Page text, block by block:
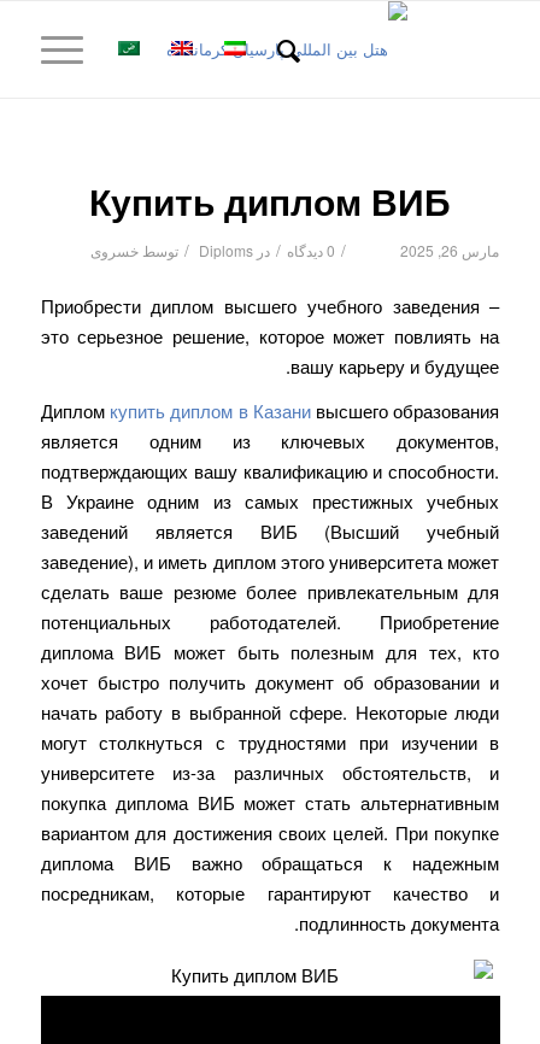
Купить диплом ВИБ
مارس 26, 2025 / 0 دیدگاه / درDiploms
/ توسطخسروی
Приобрести диплом высшего учебного заведения –
это серьезное решение, которое может повлиять на
вашу карьеру и будущее.
Диплом купить диплом в Казанивысшего образования
является одним из ключевых документов,
подтверждающих вашу квалификацию и способности.
В Украине одним из самых престижных учебных
заведений является ВИБ (Высший учебный
заведение), и иметь диплом этого университета может
сделать ваше резюме более привлекательным для
потенциальных работодателей. Приобретение
диплома ВИБ может быть полезным для тех, кто
хочет быстро получить документ об образовании и
начать работу в выбранной сфере. Некоторые люди
могут столкнуться с трудностями при изучении в
университете из-за различных обстоятельств, и
покупка диплома ВИБ может стать альтернативным
вариантом для достижения своих целей. При покупке
диплома ВИБ важно обращаться к надежным
посредникам, которые гарантируют качество и
подлинность документа.